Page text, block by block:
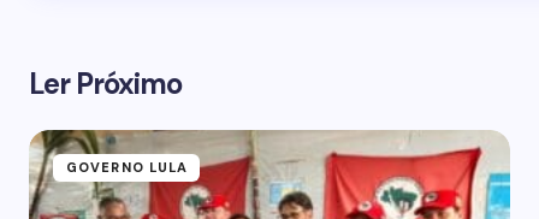
Ler Próximo
GOVERNO LULA